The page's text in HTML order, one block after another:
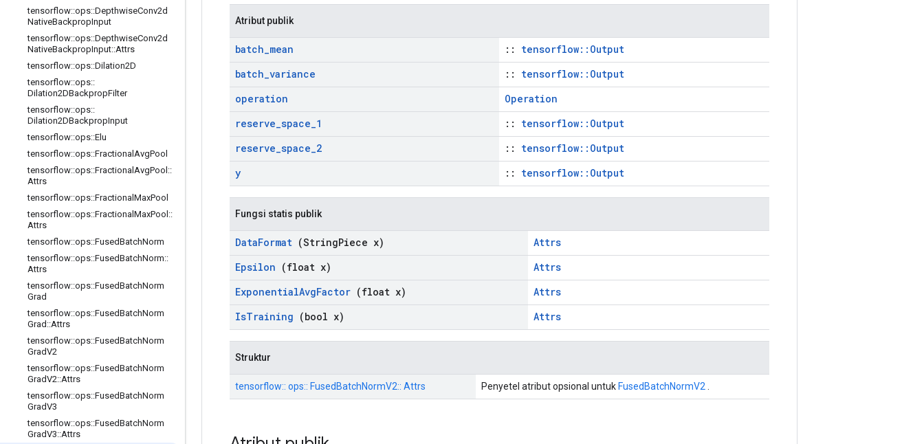
tensorflow::ops::DepthwiseConv2d
NativeBackpropInput
tensorflow::ops::DepthwiseConv2d
NativeBackpropInput::Attrs
tensorflow::ops::Dilation2D
tensorflow::ops::
Dilation2DBackpropFilter
tensorflow::ops::
Dilation2DBackpropInput
tensorflow::ops::Elu
tensorflow::ops::Fractional AvgPool
tensorflow::ops::Fractional AvgPool ::
Attrs
tensorflow::ops::Fractional MaxPool
tensorflow::ops::Fractional MaxPool ::
Attrs
tensorflow::ops::FusedBatchNorm
tensorflow::ops::FusedBatchNorm::
Attrs
tensorflow::ops::FusedBatchNorm
Grad
tensorflow::ops::FusedBatchNorm
Grad ::Attrs
tensorflow::ops::FusedBatchNorm
GradV2
tensorflow::ops::FusedBatchNorm
GradV2::Attrs
tensorflow::ops::FusedBatchNorm
GradV3
tensorflow::ops::FusedBatchNorm
GradV3::Attrs
Atribut publik
batch_mean :: tensorflow::Output
batch_variance :: tensorflow::Output
operation
Operation
reserve_space_1 :: tensorflow::Output
reserve_space_2 :: tensorflow::Output
y
:: tensorflow::Output
Fungsi statis publik
DataFormat (StringPiece x)
Attrs
Epsilon (float x)
Attrs
ExponentialAvgFactor (float x)
Attrs
IsTraining (bool x) Attrs
Struktur
tensorflow:: ops:: FusedBatchNormV2:: Attrs Penyetel atribut opsional untuk FusedBatchNormV2